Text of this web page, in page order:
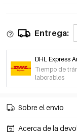
Entrega:
DHL Express
Tiempo de
laborables
Sobre el envío
Acerca de la